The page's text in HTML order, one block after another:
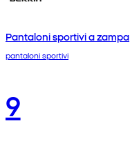
Pantaloni sportivi a zampa
pantaloni sportivi
9